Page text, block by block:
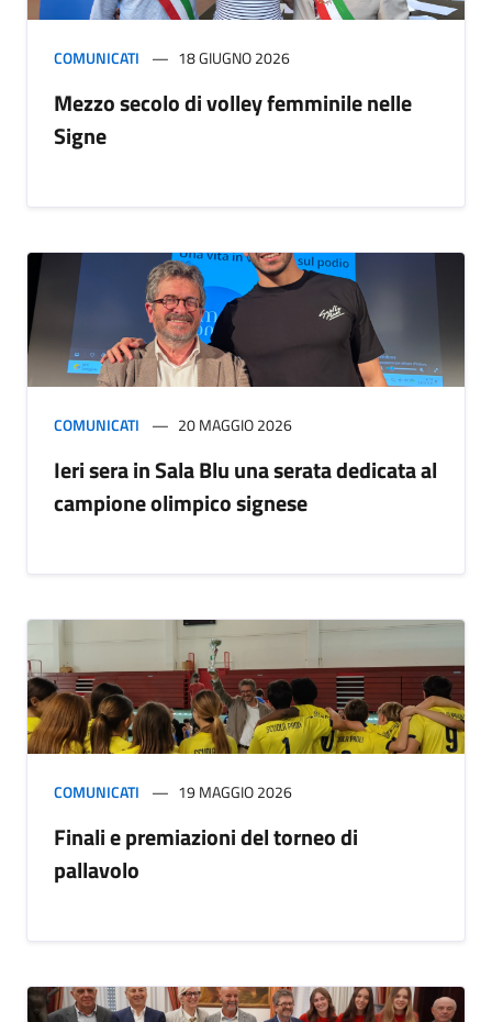
COMUNICATI 18 GIUGNO 2026
Mezzo secolo di volley femminile nelle
Signe
COMUNICATI 20 MAGGIO 2026
Ieri sera in Sala Blu una serata dedicata al
campione olimpico signese
COMUNICATI 19 MAGGIO 2026
Finali e premiazioni del torneo di
pallavolo